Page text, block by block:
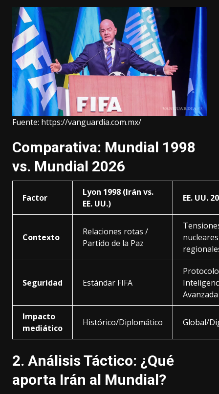
Fuente: https://vanguardia.com.mx/
Comparativa: Mundial 1998
vs. Mundial 2026
Factor
Lyon 1998 (Irán vs.
EE. UU.)
EE. UU.
Contexto
Relaciones rotas /
Partido de la Paz
Seguridad Estándar FIFA
Avanzada
Impacto
mediático
Histórico/Diplomático Global/
2. Análisis Táctico: ¿Qué
aporta Irán al Mundial?